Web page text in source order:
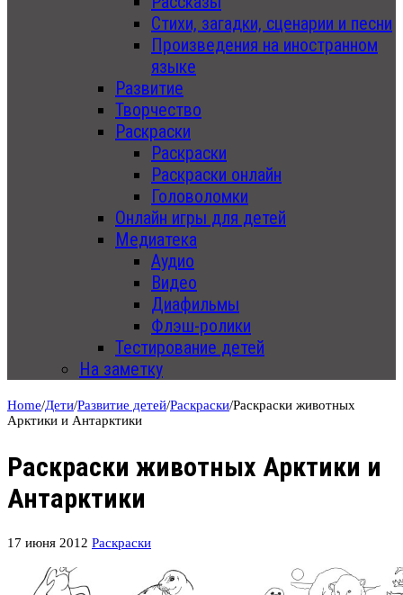
Стихи, загадки, сценарии и песни
Произведения на иностранном
языке
Развитие
Творчество
Раскраски
Раскраски
Раскраски онлайн
Головоломки
Онлайн игры для детей
Медиатека
Аудио
Видео
Диафильмы
Флэш-ролики
Тестирование детей
На заметку
Home/Дети/Развитие детей/Раскраски/Раскраски животных
Арктики и Антарктики
Раскраски животных Арктики и
Антарктики
17 июня 2012 Раскраски